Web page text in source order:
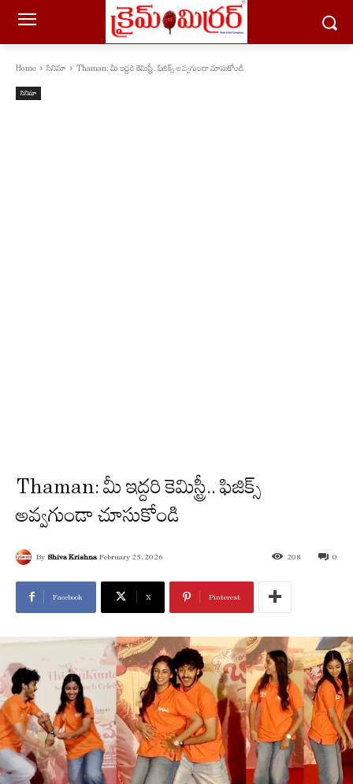
Home సినిమా Thaman: మీ ఇద్దరి కెమిస్ట్రీ.. ఫిజిక్స్ అవ్వగుండా చూసుకోండి
సినిమా
Thaman: మీ ఇద్దరి కెమిస్ట్రీ.. ఫిజిక్స్
అవ్వగుండా చూసుకోండి
By Shiva Krishna February 25, 2026 0
208
Facebook X Pinterest